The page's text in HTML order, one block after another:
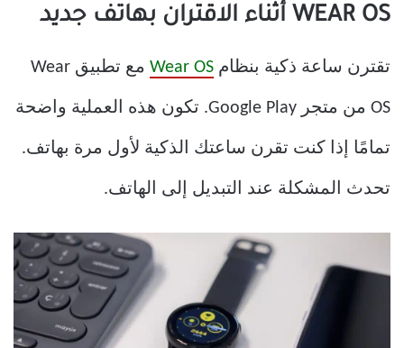
WEAR OS أثناء الاقتران بهاتف جديد
تقترن ساعة ذكية بنظام Wear OS مع تطبيق Wear
OS من متجر Google Play. تكون هذه العملية واضحة
تمامًا إذا كنت تقرن ساعتك الذكية لأول مرة بهاتف.
تحدث المشكلة عند التبديل إلى الهاتف.